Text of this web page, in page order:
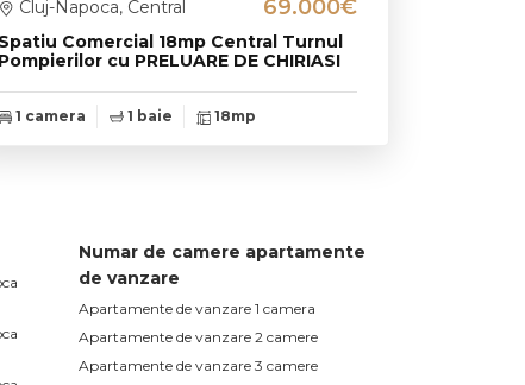
Spatiu Comercial 18mp Central Turnul
Pompierilor cu PRELUARE DE CHIRIASI
Cluj-Napoca, Central 69.000€
1 camera 1 baie 18mp
Numar de camere apartamente
de vanzare
Apartamente de vanzare 1 camera
Apartamente de vanzare 2 camere
Apartamente de vanzare 3 camere